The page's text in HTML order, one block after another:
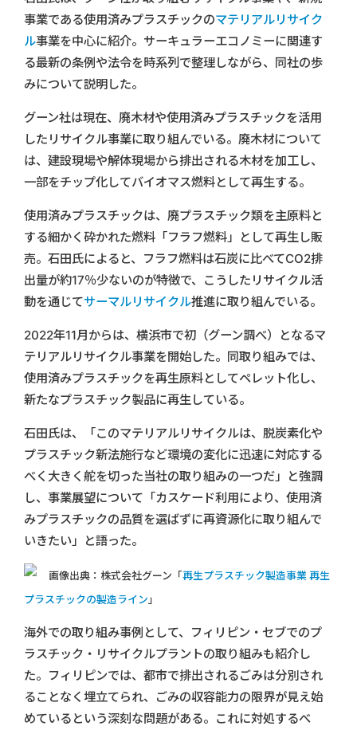
事業である使用済みプラスチックのマテリアルリサイク
ル事業を中心に紹介。サーキュラーエコノミーに関連す
る最新の条例や法令を時系列で整理しながら、同社の歩
みについて説明した。
グーン社は現在、廃木材や使用済みプラスチックを活用
したリサイクル事業に取り組んでいる。廃木材について
は、建設現場や解体現場から排出される木材を加工し、
一部をチップ化してバイオマス燃料として再生する。
使用済みプラスチックは、廃プラスチック類を主原料と
する細かく砕かれた燃料「フラフ燃料」として再生し販
売。石田氏によると、フラフ燃料は石炭に比べてCO2排
出量が約17％少ないのが特徴で、こうしたリサイクル活
動を通じてサーマルリサイクル推進に取り組んでいる。
2022年11月からは、横浜市で初（グーン調べ）となるマ
テリアルリサイクル事業を開始した。同取り組みでは、
使用済みプラスチックを再生原料としてペレット化し、
新たなプラスチック製品に再生している。
石田氏は、「このマテリアルリサイクルは、脱炭素化や
プラスチック新法施行など環境の変化に迅速に対応する
べく大きく舵を切った当社の取り組みの一つだ」と強調
し、事業展望について「カスケード利用により、使用済
みプラスチックの品質を選ばずに再資源化に取り組んで
いきたい」と語った。
画像出典：株式会社グーン「再生プラスチック製造事業 再生
プラスチックの製造ライン 」
海外での取り組み事例として、フィリピン・セブでのプ
ラスチック・リサイクルプラントの取り組みも紹介し
た。フィリピンでは、都市で排出されるごみは分別され
ることなく埋立てられ、ごみの収容能力の限界が見え始
めているという深刻な問題がある。これに対処するべ